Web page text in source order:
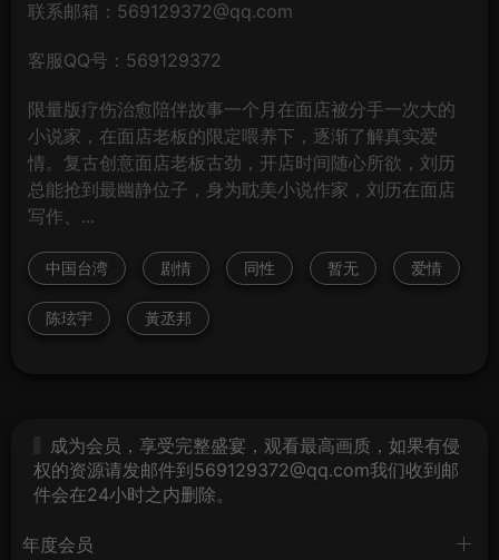
联系邮箱：569129372@qq.com
客服QQ号：569129372
限量版疗伤治愈陪伴故事一个月在面店被分手一次大的
小说家，在面店老板的限定喂养下，逐渐了解真实爱
情。复古创意面店老板古劲，开店时间随心所欲，刘历
总能抢到最幽静位子，身为耽美小说作家，刘历在面店
写作、...
中国台湾 剧情 同性 暂无 爱情
陈玹宇 黃丞邦
成为会员，享受完整盛宴，观看最高画质，如果有侵
权的资源请发邮件到569129372@qq.com我们收到邮
件会在24小时之内删除。
年度会员